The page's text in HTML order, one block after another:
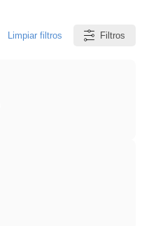
Limpiar filtros Filtros